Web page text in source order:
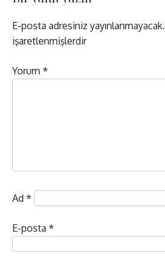
E-posta adresiniz yayınlanmayacak.
işaretlenmişlerdir
Yorum *
Ad *
E-posta *